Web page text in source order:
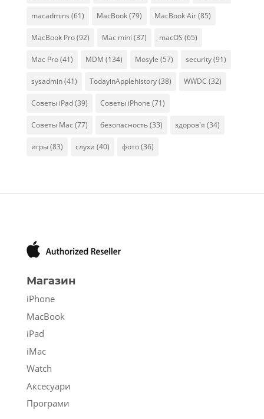
macadmins (61) MacBook(79) MacBook Air(85)
MacBook Pro(92) Mac mini (37) macOS (65)
Mac Pro(41) MDM (134) Mosyle (57) security(91)
sysadmin(41) TodayinApplehistory(38) WWDC (32)
Советы iPad(39) Советы iPhone (71)
Советы Mac (77) безопасность(33) здоров'я (34)
игры(83) слухи (40) фото(36)
Магазин
iPhone
MacBook
iPad
iMac
Watch
Аксесуари
Програми